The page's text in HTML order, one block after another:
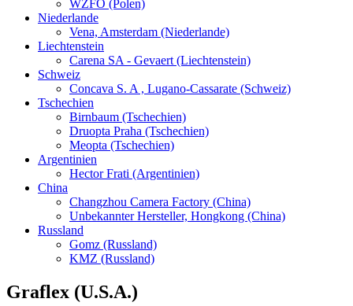
WZFO (Polen)
Niederlande
Vena, Amsterdam (Niederlande)
Liechtenstein
Carena SA - Gevaert (Liechtenstein)
Schweiz
Concava S. A , Lugano-Cassarate (Schweiz)
Tschechien
Birnbaum (Tschechien)
Druopta Praha (Tschechien)
Meopta (Tschechien)
Argentinien
Hector Frati (Argentinien)
China
Changzhou Camera Factory (China)
Unbekannter Hersteller, Hongkong (China)
Russland
Gomz (Russland)
KMZ (Russland)
Graflex (U.S.A.)